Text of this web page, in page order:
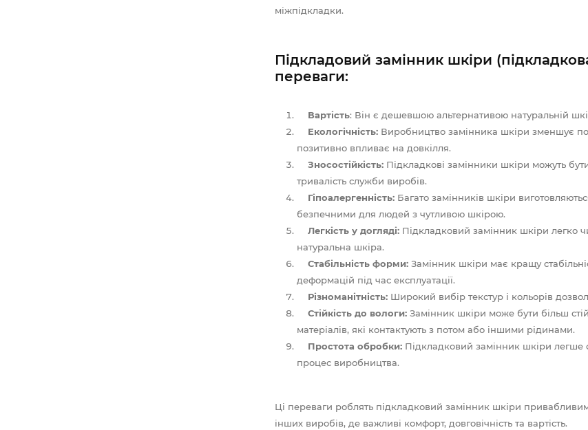
міжпідкладки.
Підкладовий замінник шкіри
переваги:
Вартість: Він є дешевшою альтернативою натуральній
Екологічність: Виробництво замінника шкіри зменшує
позитивно впливає на довкілля.
Зносостійкість: Підкладкові замінники шкіри можуть
тривалість служби виробів.
Гіпоалергенність: Багато замінників шкіри
безпечними для людей з чутливою шкірою.
Легкість у догляді: Підкладковий замінник шкіри легко
натуральна шкіра.
Стабільність форми: Замінник шкіри має кращу
деформацій під час експлуатації.
Різноманітність: Широкий вибір текстур і кольорів
Стійкість до вологи: Замінник шкіри може бути більш
матеріалів, які контактують з потом або іншими рідинами.
Простота обробки: Підкладковий замінник шкіри легше
процес виробництва.
Ці переваги роблять підкладковий замінник шкіри
інших виробів, де важливі комфорт, довговічність та вартість.